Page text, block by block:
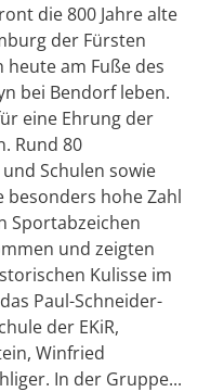
die 800 Jahre alte
der Fürsten
am Fuße des
bei Bendorf leben.
eine Ehrung der
Rund 80
Schulen sowie
besonders hohe Zahl
Sportabzeichen
und zeigten
Kulisse im
Paul-Schneider-
der EKiR,
Winfried
In der Gruppe...